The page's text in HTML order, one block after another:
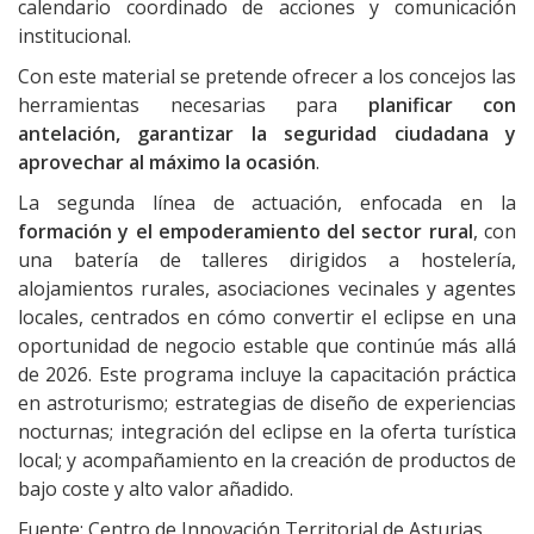
calendario coordinado de acciones y comunicación
institucional.
Con este material se pretende ofrecer a los concejos las
herramientas necesarias para planificar con
antelación, garantizar la seguridad ciudadana y
aprovechar al máximo la ocasión.
La segunda línea de actuación, enfocada en la
formación y el empoderamiento del sector rural, con
una batería de talleres dirigidos a hostelería,
alojamientos rurales, asociaciones vecinales y agentes
locales, centrados en cómo convertir el eclipse en una
oportunidad de negocio estable que continúe más allá
de 2026. Este programa incluye la capacitación práctica
en astroturismo; estrategias de diseño de experiencias
nocturnas; integración del eclipse en la oferta turística
local; y acompañamiento en la creación de productos de
bajo coste y alto valor añadido.
Fuente: Centro de Innovación Territorial de Asturias